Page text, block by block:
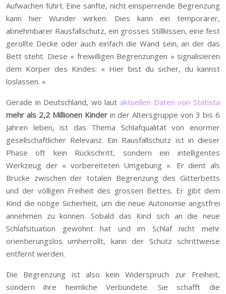
Aufwachen führt. Eine sanfte, nicht einsperrende Begrenzung
kann hier Wunder wirken. Dies kann ein temporärer,
abnehmbarer Rausfallschutz, ein grosses Stillkissen, eine fest
gerollte Decke oder auch einfach die Wand sein, an der das
Bett steht. Diese « freiwilligen Begrenzungen » signalisieren
dem Körper des Kindes: « Hier bist du sicher, du kannst
loslassen. »
Gerade in Deutschland, wo laut aktuellen Daten von Statista
mehr als 2,2 Millionen Kinderin der Altersgruppe von 3 bis 6
Jahren leben, ist das Thema Schlafqualität von enormer
gesellschaftlicher Relevanz. Ein Rausfallschutz ist in dieser
Phase oft kein Rückschritt, sondern ein intelligentes
Werkzeug der « vorbereiteten Umgebung ». Er dient als
Brücke zwischen der totalen Begrenzung des Gitterbetts
und der völligen Freiheit des grossen Bettes. Er gibt dem
Kind die nötige Sicherheit, um die neue Autonomie angstfrei
annehmen zu können. Sobald das Kind sich an die neue
Schlafsituation gewöhnt hat und im Schlaf nicht mehr
orientierungslos umherrollt, kann der Schutz schrittweise
entfernt werden.
Die Begrenzung ist also kein Widerspruch zur Freiheit,
sondern ihre heimliche Verbündete. Sie schafft die